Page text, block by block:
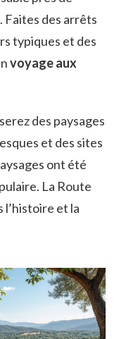
des arrêts
typiques et des
voyage aux
des paysages
et des sites
ont été
La Route
l’histoire et la